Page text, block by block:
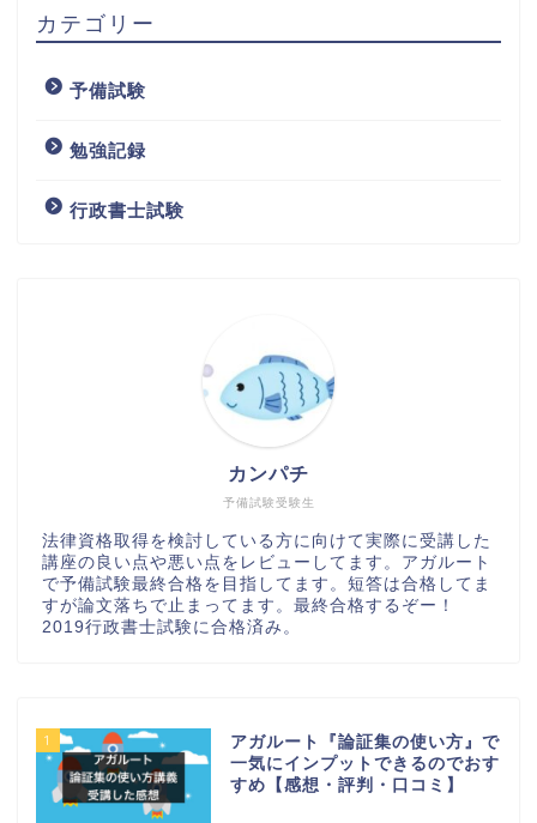
カテゴリー
予備試験
勉強記録
行政書士試験
予備試験受験生
カンパチ
法律資格取得を検討している方に向けて実際に受講した
講座の良い点や悪い点をレビューしてます。アガルート
で予備試験最終合格を目指してます。短答は合格してま
すが論文落ちで止まってます。最終合格するぞー！
2019行政書士試験に合格済み。
1
アガルート『論証集の使い方』で
一気にインプットできるのでおす
すめ【感想・評判・口コミ】